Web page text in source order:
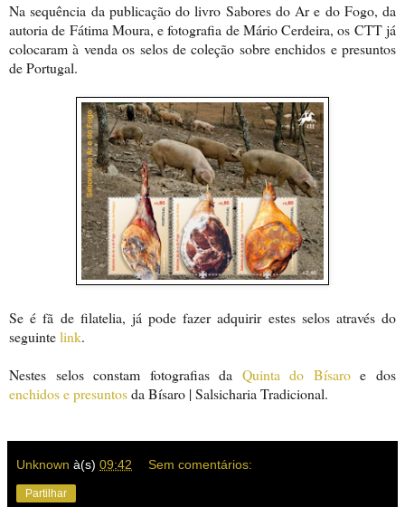
Na sequência da publicação do livro Sabores do Ar e do Fogo, da
autoria de Fátima Moura, e fotografia de Mário Cerdeira, os CTT já
colocaram à venda os selos de coleção sobre enchidos e presuntos
de Portugal.
Se é fã de filatelia, já pode fazer adquirir estes selos através do
seguintelink.
Nestes selos constam fotografias da Quinta do Bísaroe dos
enchidos e presuntosda Bísaro | Salsicharia Tradicional.
Unknown à(s) 09:42 Sem comentários:
Partilhar